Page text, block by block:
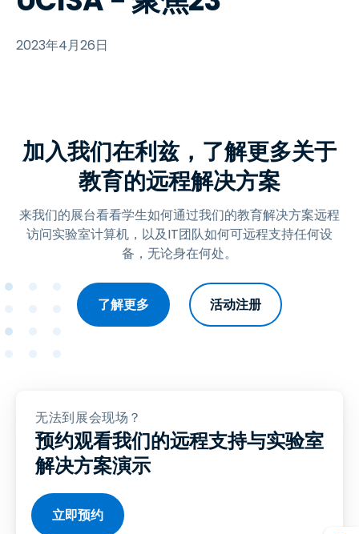
2023年4月26日
加入我们在利兹，了解更多关于
教育的远程解决方案
来我们的展台看看学生如何通过我们的教育解决方案远程
访问实验室计算机，以及IT团队如何可远程支持任何设
备，无论身在何处。
了解更多 活动注册
无法到展会现场？
预约观看我们的远程支持与实验室
解决方案演示
立即预约